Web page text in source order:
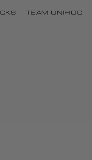
TEAM UNIHOC